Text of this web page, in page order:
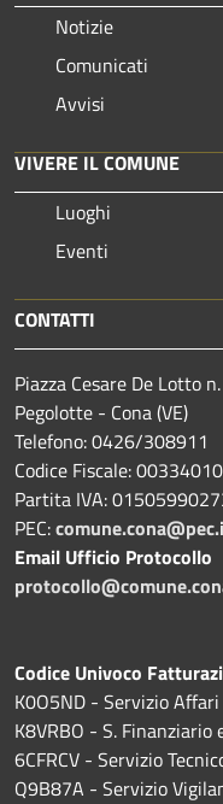
Notizie
Comunicati
Avvisi
VIVERE IL COMUNE
Luoghi
Eventi
CONTATTI
Piazza Cesare De Lotto
Pegolotte - Cona (VE)
Telefono: 0426/308911
Codice Fiscale:
Partita IVA:
PEC:
Email Ufficio Protocollo
Codice Univoco
K0O5ND - Servizio
K8VRBO - S. Finanziario
6CFRCV - Servizio
Q9B87A - Servizio